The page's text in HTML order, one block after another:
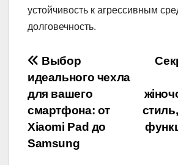
устойчивость к агрессивным
долговечность.
Навігація
записів
Выбор
идеального чехла
для вашего
смартфона: от
Xiaomi Pad до
Samsung